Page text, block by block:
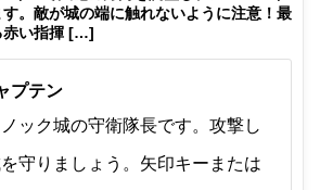
。敵が城の端に触れないように注意！最
赤い指揮 […]
プテン
ック城の守衛隊長です。攻撃し
守りましょう。矢印キーまたは